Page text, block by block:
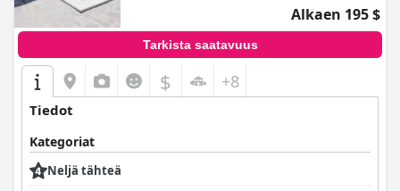
Alkaen 195 $
Tarkista saatavuus
$ +8
Tiedot
Kategoriat
Neljä tähteä